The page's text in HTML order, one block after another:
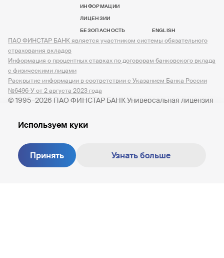
ИНФОРМАЦИИ
ЛИЦЕНЗИИ
БЕЗОПАСНОСТЬ
ENGLISH
© 1995–2026 ПАО ФИНСТАР БАНК Универсальная лицензия
ПАО ФИНСТАР БАНК является участником системы обязательного
страхования вкладов
Информация о процентных ставках по договорам банковского вклада
с физическими лицами
Раскрытие информации в соответствии с Указанием Банка России
№6496-У от 2 августа 2023 года
Создание сайта — M18
Используем куки
Принять Узнать больше